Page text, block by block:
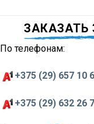
ЗАКАЗАТЬ
По телефонам:
+375 (29) 657 10
+375 (29) 632 26